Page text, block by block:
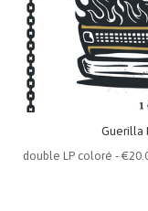
Guerilla